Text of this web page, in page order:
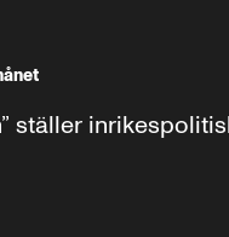
ställer